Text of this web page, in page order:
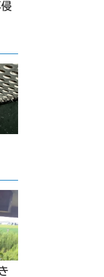
侵